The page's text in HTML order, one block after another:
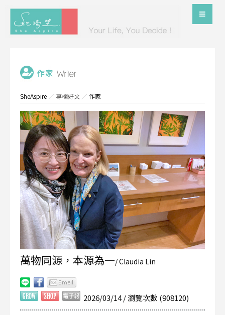
SheAspire ／專欄好文 ／作家
萬物同源，本源為一/ Claudia Lin
2026/03/14 / 瀏覽次數 (908120)